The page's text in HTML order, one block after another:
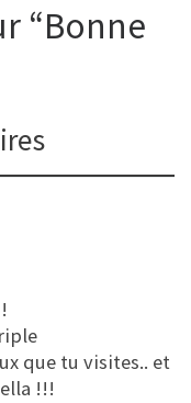
“Bonne
que tu visites.. et
!!!